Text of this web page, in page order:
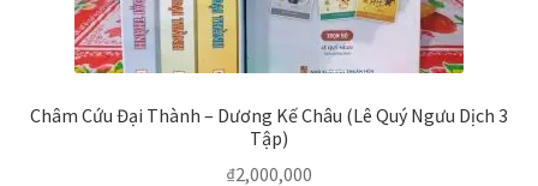
Châm Cứu Đại Thành – Dương Kế Châu (Lê Quý Ngưu Dịch 3
Tập)
₫2,000,000